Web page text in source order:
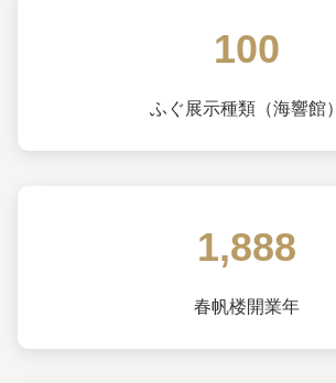
100
ふぐ展示種類（海響館）
1,888
春帆楼開業年